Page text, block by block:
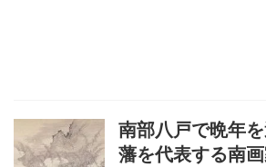
南部八戸で晩年
藩を代表する南